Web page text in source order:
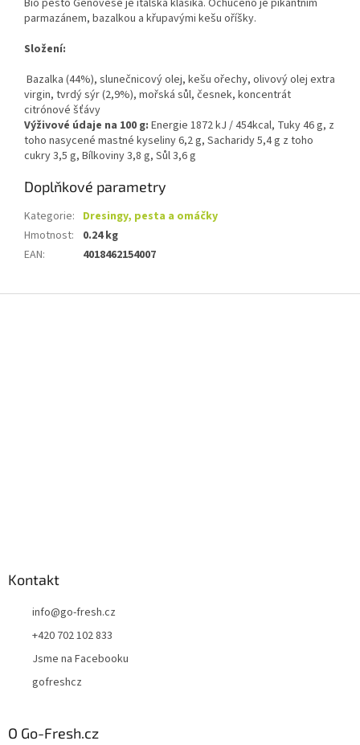
Bio pesto Genovese je italská klasika. Ochuceno je pikantním
parmazánem, bazalkou a křupavými kešu oříšky.
Složení:
Bazalka (44%), slunečnicový olej, kešu ořechy, olivový olej extra
virgin, tvrdý sýr (2,9%), mořská sůl, česnek, koncentrát
citrónové šťávy
Výživové údaje na 100 g: Energie 1872 kJ / 454kcal, Tuky 46 g, z
toho nasycené mastné kyseliny 6,2 g, Sacharidy 5,4 g z toho
cukry 3,5 g, Bílkoviny 3,8 g, Sůl 3,6 g
Doplňkové parametry
Kategorie: Dresingy, pesta a omáčky
Hmotnost:
0.24 kg
EAN: 4018462154007
Kontakt
info@go-fresh.cz
+420 702 102 833
Jsme na Facebooku
gofreshcz
O Go-Fresh.cz